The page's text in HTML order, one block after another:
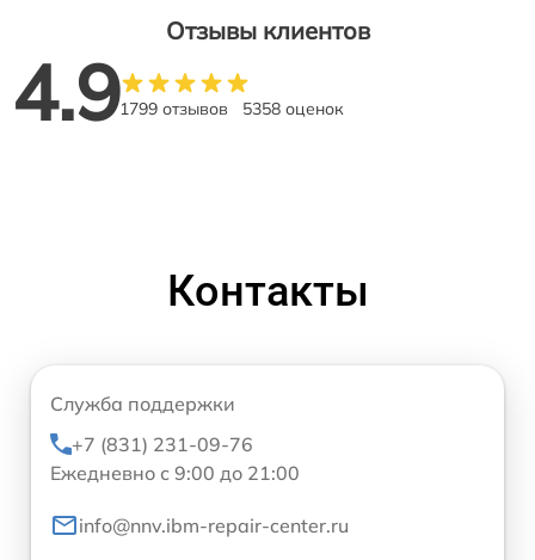
Отзывы клиентов
4.91799 отзывов 5358 оценок
Контакты
Служба поддержки
+7 (831) 231-09-76
Ежедневно с 9:00 до 21:00
info@nnv.ibm-repair-center.ru